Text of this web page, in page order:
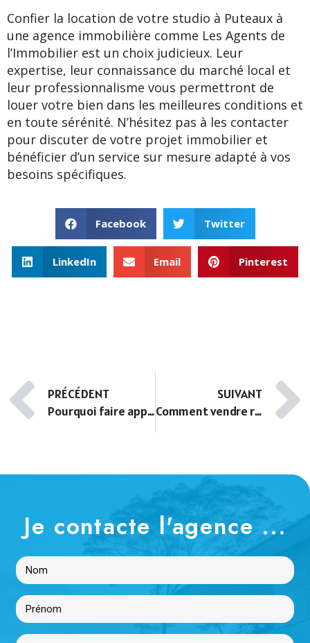
Confier la location de votre studio à Puteaux à
une agence immobilière comme Les Agents de
l’Immobilier est un choix judicieux. Leur
expertise, leur connaissance du marché local et
leur professionnalisme vous permettront de
louer votre bien dans les meilleures conditions et
en toute sérénité. N’hésitez pas à les contacter
pour discuter de votre projet immobilier et
bénéficier d’un service sur mesure adapté à vos
besoins spécifiques.
Facebook Twitter
LinkedIn Email Pinterest
PRÉCÉDENT
Pourquoi faire appel à un agent immobilier pour louer son appartement à Montrouge
SUIVANT
Comment vendre rapidement votre T3 à Puteaux grâce à une bonne estimation
Je contacte l'agence ...